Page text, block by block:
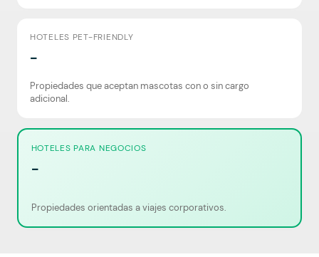
HOTELES PET-FRIENDLY
-
Propiedades que aceptan mascotas con o sin cargo
adicional.
HOTELES PARA NEGOCIOS
-
Propiedades orientadas a viajes corporativos.